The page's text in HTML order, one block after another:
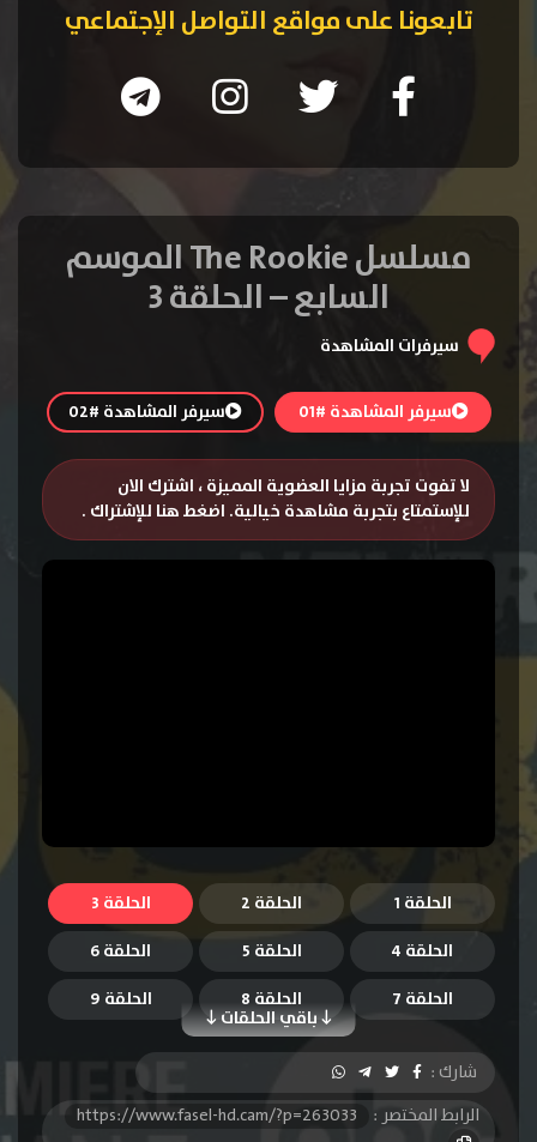
تابعونا على مواقع التواصل الإجتماعي
مسلسل The Rookie الموسم
السابع – الحلقة 3
سيرفرات المشاهدة
سيرفر المشاهدة #01 سيرفر المشاهدة #02
لا تفوت تجربة مزايا العضوية المميزة ، اشترك الان
للإستمتاع بتجربة مشاهدة خيالية. اضغط هنا للإشتراك .
الحلقة 1 الحلقة 2
الحلقة 3
الحلقة 4
الحلقة 5 الحلقة 6
باقي الحلقات
الحلقة 7 الحلقة 8
الحلقة 9
الحلقة 11
الحلقة 12
الحلقة 14
الحلقة 15
شارك :
الرابط المختصر :
https://www.fasel-hd.cam/?p=263033